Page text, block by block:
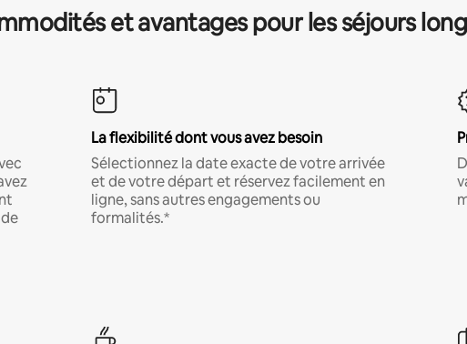
et avantages pour les séjours
La flexibilité dont vous avez besoin
Sélectionnez la date exacte de votre arrivée
et de votre départ et réservez facilement en
ligne, sans autres engagements ou
formalités.*